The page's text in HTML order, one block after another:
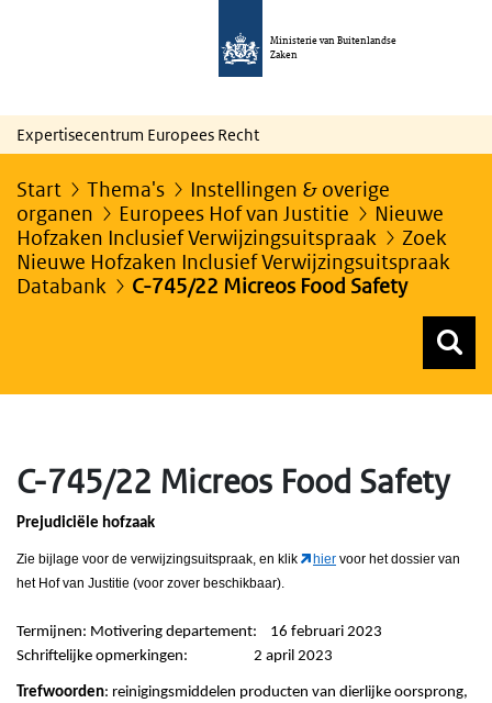
Ministerie van Buitenlandse
Zaken
Expertisecentrum Europees Recht
Start Thema's
Instellingen & overige
organen
Europees Hof van Justitie
Nieuwe
Hofzaken Inclusief Verwijzingsuitspraak
Zoek
Nieuwe Hofzaken Inclusief Verwijzingsuitspraak
Databank
C-745/22 Micreos Food Safety
C-745/22 Micreos Food Safety
Prejudiciële hofzaak
Zie bijlage voor de verwijzingsuitspraak, en klik hier voor het dossier van
het Hof van Justitie (voor zover beschikbaar).
Termijnen: Motivering departement: 16 februari 2023
Schriftelijke opmerkingen: 2 april 2023
Trefwoorden: reinigingsmiddelen producten van dierlijke oorsprong,